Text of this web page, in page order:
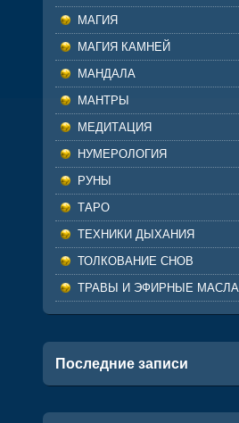
МАГИЯ
МАГИЯ КАМНЕЙ
МАНДАЛА
МАНТРЫ
МЕДИТАЦИЯ
НУМЕРОЛОГИЯ
РУНЫ
ТАРО
ТЕХНИКИ ДЫХАНИЯ
ТОЛКОВАНИЕ СНОВ
ТРАВЫ И ЭФИРНЫЕ МАСЛА
Последние записи